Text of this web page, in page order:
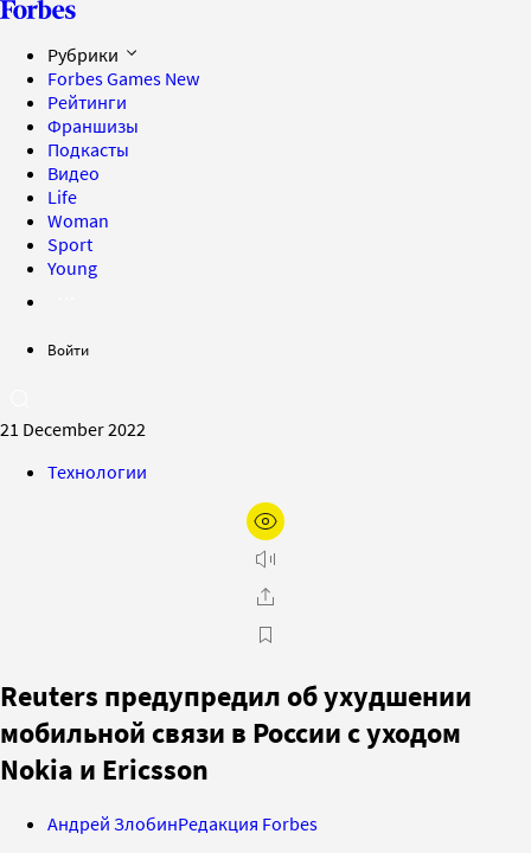
Рубрики
Forbes Games New
Рейтинги
Франшизы
Подкасты
Видео
Life
Woman
Sport
Young
Войти
21 December 2022
Технологии
Reuters предупредил об ухудшении
мобильной связи в России с уходом
Nokia и Ericsson
Андрей ЗлобинРедакция Forbes